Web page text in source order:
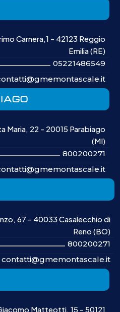
Carnera,1 - 42123 Reggio
Emilia (RE)
05221486549
Maria, 22 - 20015 Parabiago
(MI)
800200271
67 - 40033 Casalecchio di
Reno (BO)
800200271
contatti@gmemontascale.it
Matteotti, 15 - 50121